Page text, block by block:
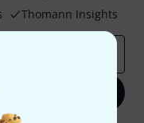
Thomann Insights